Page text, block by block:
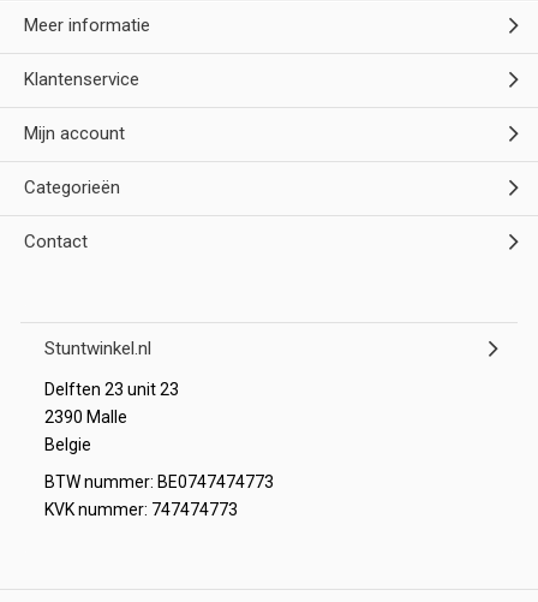
Meer informatie
Klantenservice
Mijn account
Categorieën
Contact
Stuntwinkel.nl
Delften 23 unit 23
2390 Malle
Belgie
BTW nummer: BE0747474773
KVK nummer: 747474773